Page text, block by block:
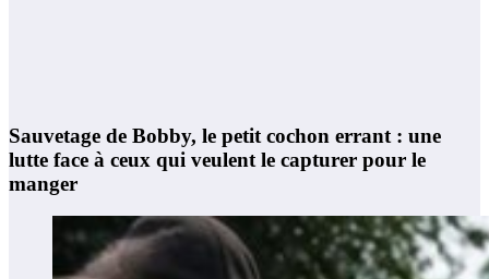
Sauvetage de Bobby, le petit cochon errant : une
lutte face à ceux qui veulent le capturer pour le
manger